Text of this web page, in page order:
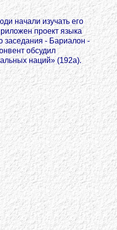
начали изучать его
проект языка
заседания - Бариалон -
обсудил
наций» (192a).